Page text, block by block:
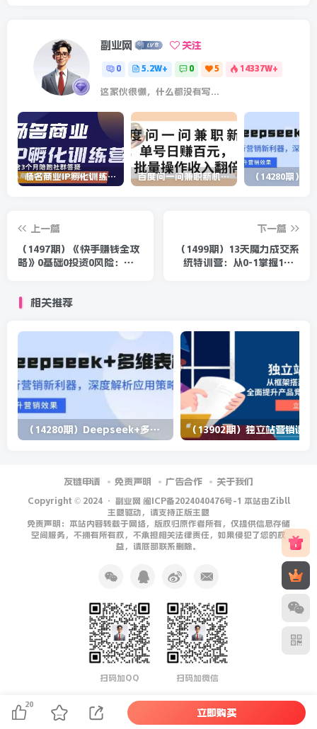
副业网 关注
0 5.2W+ 0 5 14337W+
这家伙很懒，什么都没有写...
杨名商业IP孵化训练营，从商业到内容到转化一站式学 价值5980元 百度问一问兼职新机遇，单号日赚百元，批量操作收入翻倍
上一篇
（1497期）《快手赚钱全攻
略》0基础0投资0风险：普
下一篇
（1499期）13天魔力成交系
统特训营：从0-1掌握1对1
相关推荐
（14280期）Deepseek+多维表格，银行营销新利器，深度解析应用策略，提升营销效果
友链申请 免责声明 广告合作 关于我们
Copyright © 2024 · 副业网 闽ICP备2024040476号-1 本站由Zibll
主题驱动，请支持正版主题
免责声明：本站内容转载于网络，版权归原作者所有，仅提供信息存储
空间服务，不拥有所有权，不承担相关法律责任，如果侵犯了您的权
益，请底部联系删除。
扫码加QQ 扫码加微信
20
立即购买